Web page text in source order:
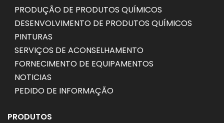
PRODUÇÃO DE PRODUTOS QUÍMICOS
DESENVOLVIMENTO DE PRODUTOS QUÍMICOS
PINTURAS
SERVIÇOS DE ACONSELHAMENTO
FORNECIMENTO DE EQUIPAMENTOS
NOTICIAS
PEDIDO DE INFORMAÇÃO
PRODUTOS